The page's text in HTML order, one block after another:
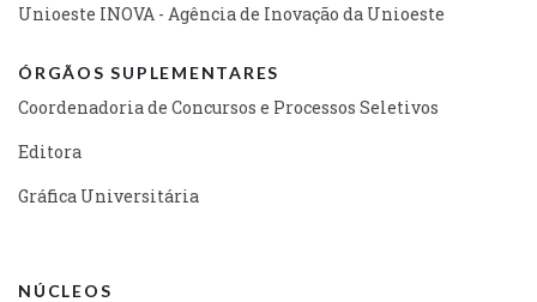
Unioeste INOVA - Agência de Inovação da Unioeste
ÓRGÃOS SUPLEMENTARES
Coordenadoria de Concursos e Processos Seletivos
Editora
Gráfica Universitária
NÚCLEOS